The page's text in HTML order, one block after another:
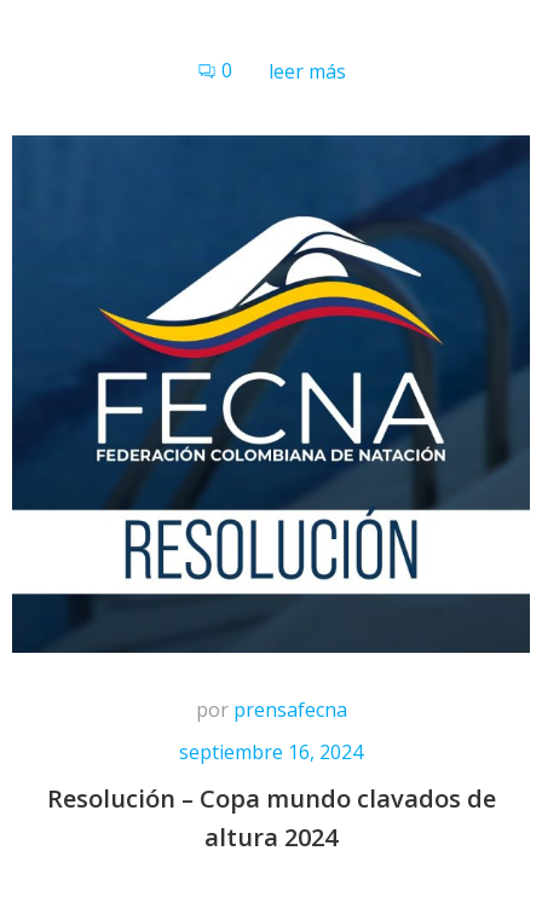
0 leer más
por prensafecna
septiembre 16, 2024
Resolución – Copa mundo clavados de
altura 2024